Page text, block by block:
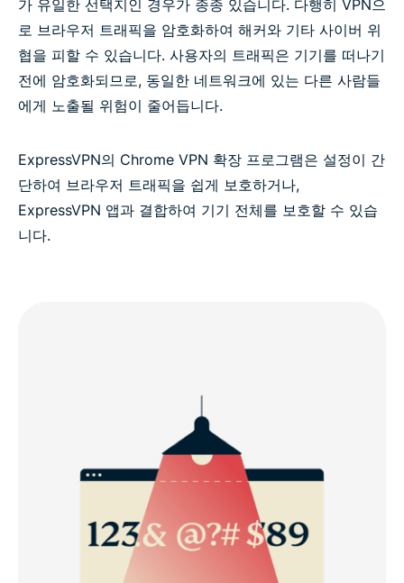
가 유일한 선택지인 경우가 종종 있습니다. 다행히 VPN으
로 브라우저 트래픽을 암호화하여 해커와 기타 사이버 위
협을 피할 수 있습니다. 사용자의 트래픽은 기기를 떠나기
전에 암호화되므로, 동일한 네트워크에 있는 다른 사람들
에게 노출될 위험이 줄어듭니다.
ExpressVPN의 Chrome VPN 확장 프로그램은 설정이 간
단하여 브라우저 트래픽을 쉽게 보호하거나,
ExpressVPN 앱과 결합하여 기기 전체를 보호할 수 있습
니다.